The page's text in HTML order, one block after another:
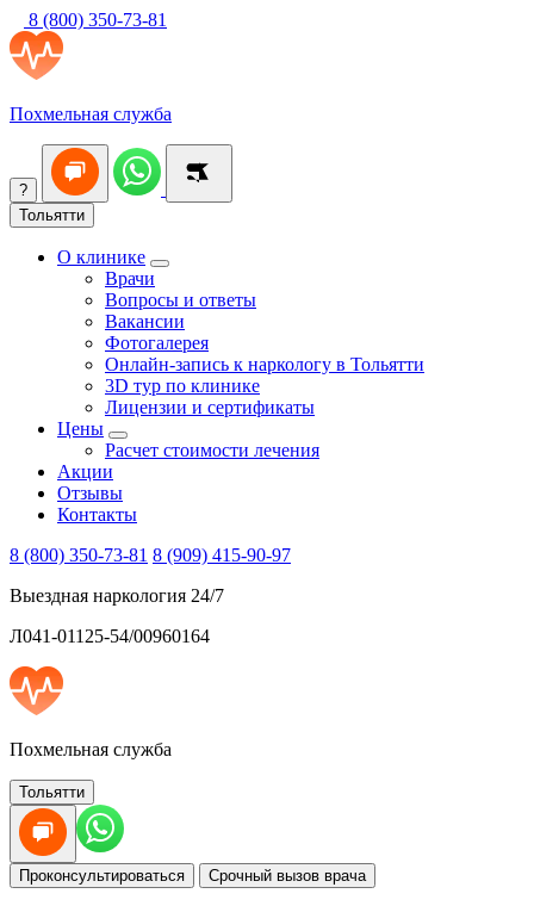
8 (800) 350-73-81
Похмельная служба
?
Тольятти
О клинике
Врачи
Вопросы и ответы
Вакансии
Фотогалерея
Онлайн-запись к наркологу в Тольятти
3D тур по клинике
Лицензии и сертификаты
Цены
Расчет стоимости лечения
Акции
Отзывы
Контакты
8 (800) 350-73-81 8 (909) 415-90-97
Выездная наркология 24/7
Л041-01125-54/00960164
Похмельная служба
Тольятти
Проконсультироваться Срочный вызов врача